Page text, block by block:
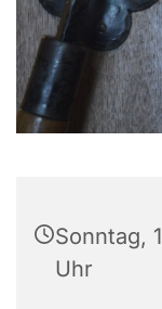
Sonntag,
Uhr